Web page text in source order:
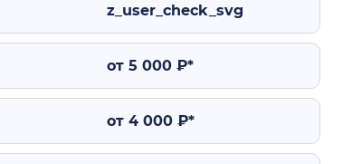
z_user_check_svg
от 5 000 ₽*
от 4 000 ₽*